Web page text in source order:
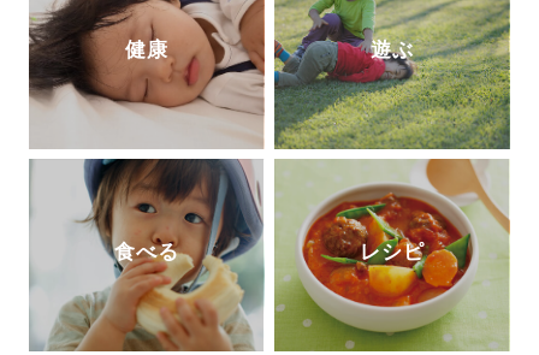
健康 遊ぶ
食べる レシピ